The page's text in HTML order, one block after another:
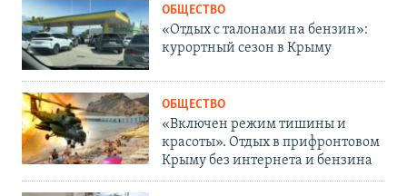
ОБЩЕСТВО
«Отдых с талонами на бензин»:
курортный сезон в Крыму
ОБЩЕСТВО
«Включен режим тишины и
красоты». Отдых в прифронтовом
Крыму без интернета и бензина